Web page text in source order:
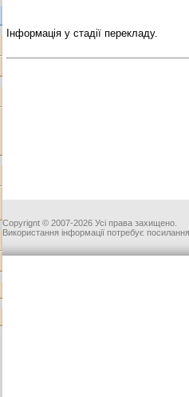
Інформація у стадії перекладу.
Copyrignt © 2007-2026 Усі права захищено.
Використання інформації потребує